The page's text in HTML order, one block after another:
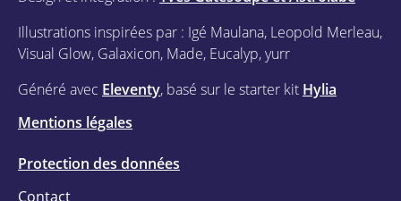
Illustrations inspirées par : Igé Maulana, Leopold Merleau,
Visual Glow, Galaxicon, Made, Eucalyp, yurr
Généré avec Eleventy, basé sur le starter kit Hylia
Mentions légales
Protection des données
Contact